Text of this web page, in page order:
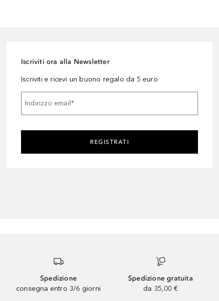
Iscriviti ora alla Newsletter
Iscriviti e ricevi un buono regalo da 5 euro
Indirizzo email*
REGISTRATI
Spedizione
consegna entro 3/6 giorni
Spedizione gratuita
da 35,00 €